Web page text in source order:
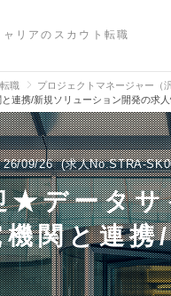
リアのスカウト転職
職
プロジェクトマネージャー（
連携/新規ソリューション開発の求人
26/09/26 求人No.STRA-
データサ
機関と連